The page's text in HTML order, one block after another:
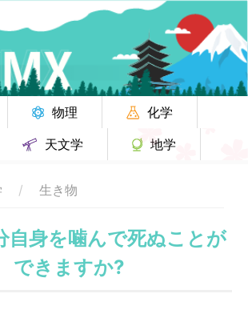
物理
化学
天文学 地学
生き物
自身を噛んで死ぬことが
できますか?